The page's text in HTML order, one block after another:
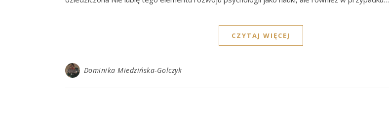
CZYTAJ WIĘCEJ
Dominika Miedzińska-Golczyk